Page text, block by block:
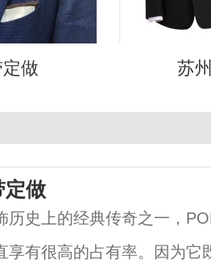
做 苏
定做
历史上的经典传奇之一，
享有很高的占有率。因为它